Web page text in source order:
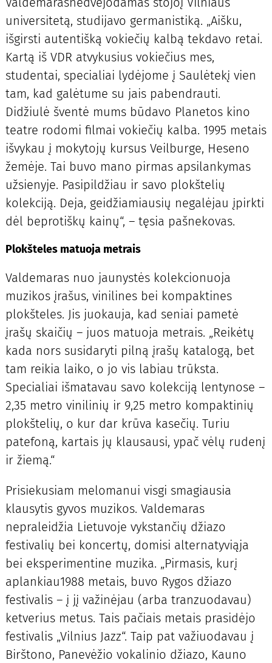
universitetą, studijavo germanistiką. „Aišku,
išgirsti autentišką vokiečių kalbą tekdavo retai.
Kartą iš VDR atvykusius vokiečius mes,
studentai, specialiai lydėjome į Saulėtekį vien
tam, kad galėtume su jais pabendrauti.
Didžiulė šventė mums būdavo Planetos kino
teatre rodomi filmai vokiečių kalba. 1995 metais
išvykau į mokytojų kursus Veilburge, Heseno
žemėje. Tai buvo mano pirmas apsilankymas
užsienyje. Pasipildžiau ir savo plokštelių
kolekciją. Deja, geidžiamiausių negalėjau įpirkti
dėl beprotiškų kainų“, – tęsia pašnekovas.
Plokšteles matuoja metrais
Valdemaras nuo jaunystės kolekcionuoja
muzikos įrašus, vinilines bei kompaktines
plokšteles. Jis juokauja, kad seniai pametė
įrašų skaičių – juos matuoja metrais. „Reikėtų
kada nors susidaryti pilną įrašų katalogą, bet
tam reikia laiko, o jo vis labiau trūksta.
Specialiai išmatavau savo kolekciją lentynose –
2,35 metro vinilinių ir 9,25 metro kompaktinių
plokštelių, o kur dar krūva kasečių. Turiu
patefoną, kartais jų klausausi, ypač vėlų rudenį
ir žiemą.“
Prisiekusiam melomanui visgi smagiausia
klausytis gyvos muzikos. Valdemaras
nepraleidžia Lietuvoje vykstančių džiazo
festivalių bei koncertų, domisi alternatyviąja
bei eksperimentine muzika. „Pirmasis, kurį
aplankiau1988 metais, buvo Rygos džiazo
festivalis – į jį važinėjau (arba tranzuodavau)
ketverius metus. Tais pačiais metais prasidėjo
festivalis „Vilnius Jazz“. Taip pat važiuodavau į
Birštono, Panevėžio vokalinio džiazo, Kauno